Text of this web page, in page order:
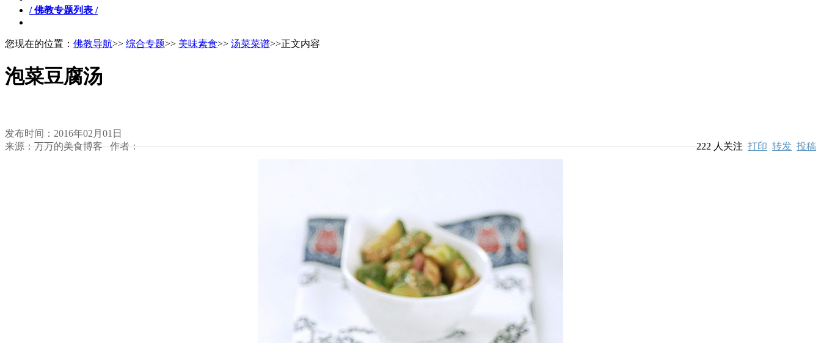
/ 佛教专题列表 /
您现在的位置： 佛教导航>> 综合专题>> 美味素食>> 汤菜菜谱>>正文内容
泡菜豆腐汤
发布时间：2016年02月01日
来源：万万的美食博客 作者：
222人关注 打印 转发 投稿